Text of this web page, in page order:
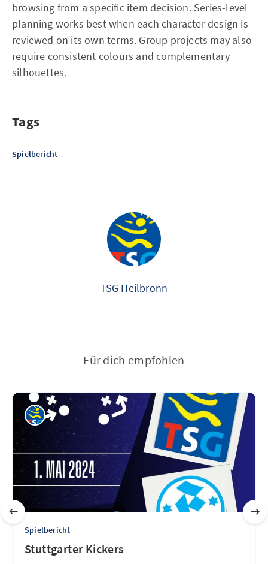
browsing from a specific item decision. Series-level
planning works best when each character design is
reviewed on its own terms. Group projects may also
require consistent colours and complementary
silhouettes.
Tags
Spielbericht
TSG Heilbronn
Für dich empfohlen
Spielbericht
Stuttgarter Kickers